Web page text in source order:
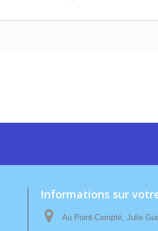
Informations sur
Au Point-Compté, Julie